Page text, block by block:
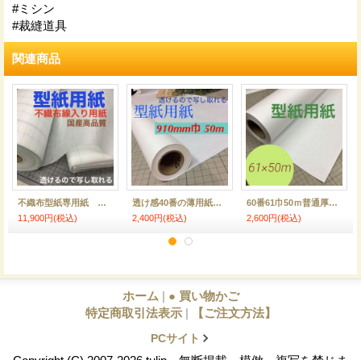
#ミシン
#裁縫道具
関連商品
不織布型紙専用紙 格子線入り用紙 100ｍ
11,900円(税込)
透け感40番の薄用紙写し取り良好50ｍロール巻91cm巾
2,400円(税込)
60番61巾50ｍ普通厚の型紙・パターン用紙ロール巻
2,600円(税込)
ホーム | ● 買い物かご
特定商取引法表示 | 【ご注文方法】
PCサイト